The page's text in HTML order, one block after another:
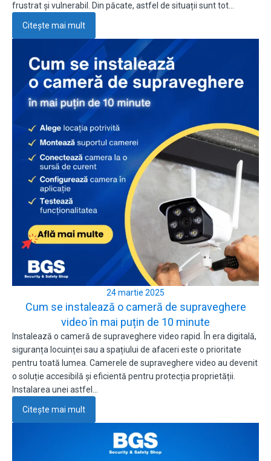
frustrat și vulnerabil. Din păcate, astfel de situații sunt tot…
Citește mai mult
24 martie 2025
Cum se instalează o cameră de supraveghere
video în mai puțin de 10 minute
Instalează o cameră de supraveghere video rapid. În era digitală,
siguranța locuinței sau a spațiului de afaceri este o prioritate
pentru toată lumea. Camerele de supraveghere video au devenit
o soluție accesibilă și eficientă pentru protecția proprietății.
Instalarea unei astfel…
Citește mai mult